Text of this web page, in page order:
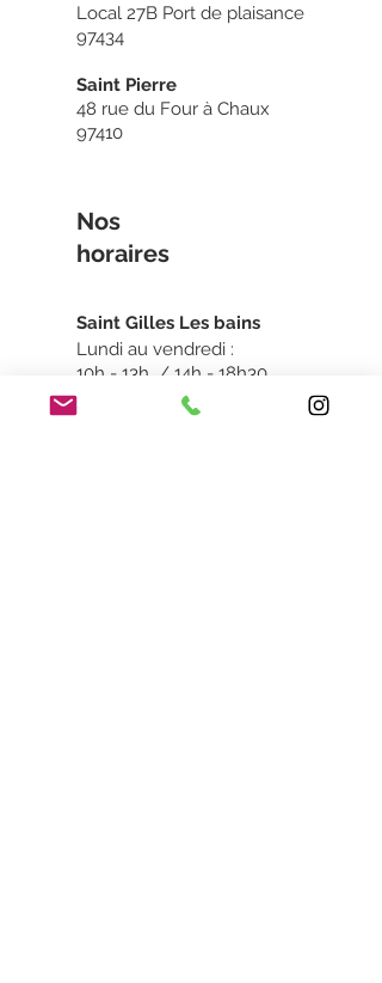
Local 27B Port de plaisance
97434
Saint Pierre
48 rue du Four à Chaux
97410
Nos
horaires
Saint Gilles Les bains
Lundi au vendredi :
10h - 13h / 14h - 18h30
Samedi :
10h - 13h30 / 14h - 19h